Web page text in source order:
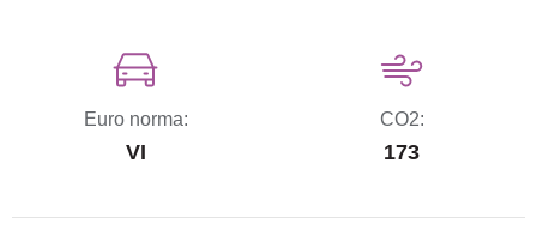
Euro norma:
VI
CO2:
173